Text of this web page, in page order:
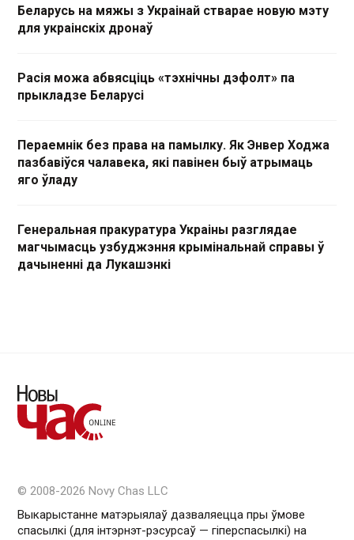
Беларусь на мяжы з Украінай стварае новую мэту
для украінскіх дронаў
Расія можа абвясціць «тэхнічны дэфолт» па
прыкладзе Беларусі
Пераемнік без права на памылку. Як Энвер Ходжа
пазбавіўся чалавека, які павінен быў атрымаць
яго ўладу
Генеральная пракуратура Украіны разглядае
магчымасць узбуджэння крымінальнай справы ў
дачыненні да Лукашэнкі
© 2008-2026 Novy Chas LLC
Выкарыстанне матэрыялаў дазваляецца пры ўмове
спасылкі (для інтэрнэт-рэсурсаў — гiперспасылкi) на